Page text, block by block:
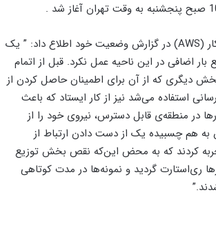
سیستم هشدار خودکار (AWS) در گزارش وضعیت خود اطلاع داد: ” یک
اضافی در این ناحیه عمل نکرد. قبل از اتمام
دیگری که از آن برای اطمینان حاصل کردن از
استفاده می‌شد نیز از کار ایستاد که باعث
در منطقه‌ی قابل دسترس، نیروی خود را از
به هم چسبیده یک از دست دادن ارتباط از
کردند که به محض این‌که نقص بخش توزیع
ری‌استارت گردید و نمونه‌ها در مدت کوتاهی